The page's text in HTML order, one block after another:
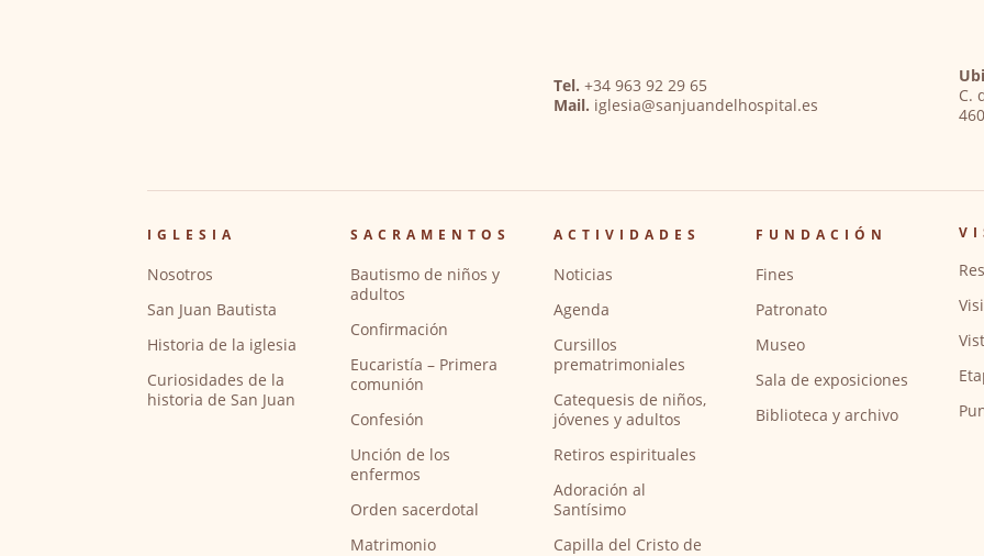
Tel. +34 963 92 29 65
Mail. iglesia@sanjuandelhospital.es
C.
IGLESIA
Nosotros
San Juan Bautista
Historia de la iglesia
Curiosidades de la
historia de San Juan
SACRAMENTOS
Bautismo de niños y
adultos
Confirmación
Eucaristía – Primera
comunión
Confesión
Unción de los
enfermos
Orden sacerdotal
Matrimonio
ACTIVIDADES
Noticias
Agenda
Cursillos
prematrimoniales
Catequesis de niños,
jóvenes y adultos
Retiros espirituales
Adoración al
Santísimo
Capilla del Cristo de
FUNDACIÓN
Fines
Patronato
Museo
Sala de exposiciones
Biblioteca y archivo